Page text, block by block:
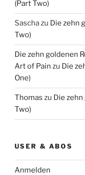
(Part Two)
Saschazu Die zehn
Two)
Die zehn goldenen
Art of Pain zu Die
One)
Thomas zu Die
Two)
USER & ABOS
Anmelden